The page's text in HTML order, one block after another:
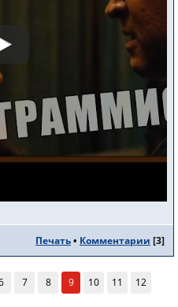
Печать• Комментарии [3]
7 8 9 10 11
12